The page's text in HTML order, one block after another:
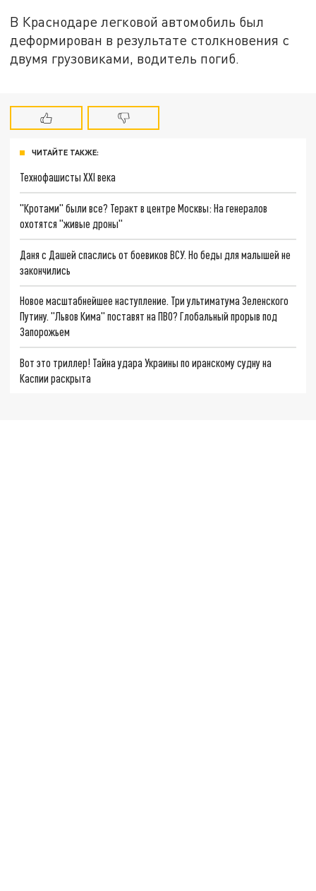
В Краснодаре легковой автомобиль был
деформирован в результате столкновения с
двумя грузовиками, водитель погиб.
ЧИТАЙТЕ ТАКЖЕ:
Технофашисты XXI века
"Кротами" были все? Теракт в центре Москвы: На генералов
охотятся "живые дроны"
Даня с Дашей спаслись от боевиков ВСУ. Но беды для малышей не
закончились
Новое масштабнейшее наступление. Три ультиматума Зеленского
Путину. "Львов Кима" поставят на ПВО? Глобальный прорыв под
Запорожьем
Вот это триллер! Тайна удара Украины по иранскому судну на
Каспии раскрыта